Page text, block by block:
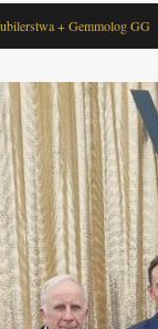
+ Gemmolog GG